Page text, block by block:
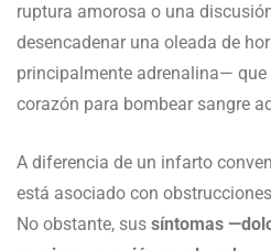
ruptura amorosa o una
desencadenar una oleada de
principalmente adrenalina—
corazón para bombear sangre
A diferencia de un infarto
está asociado con
No obstante, sus síntomas